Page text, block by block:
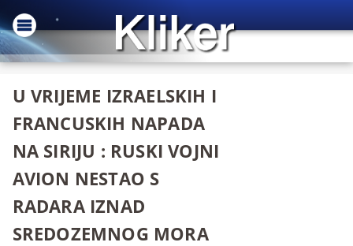
U VRIJEME IZRAELSKIH I
FRANCUSKIH NAPADA
NA SIRIJU : RUSKI VOJNI
AVION NESTAO S
RADARA IZNAD
SREDOZEMNOG MORA